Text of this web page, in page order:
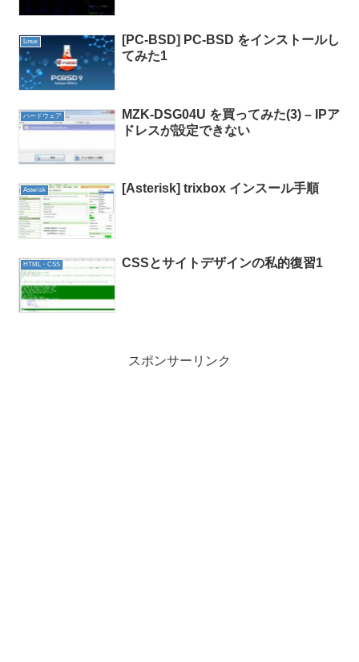
Linux
[PC-BSD] PC-BSD をインストールし
てみた1
ハードウェア
MZK-DSG04U を買ってみた(3) – IPア
ドレスが設定できない
Asterisk [Asterisk] trixbox インスール手順
HTML・CSS CSSとサイトデザインの私的復習1
スポンサーリンク